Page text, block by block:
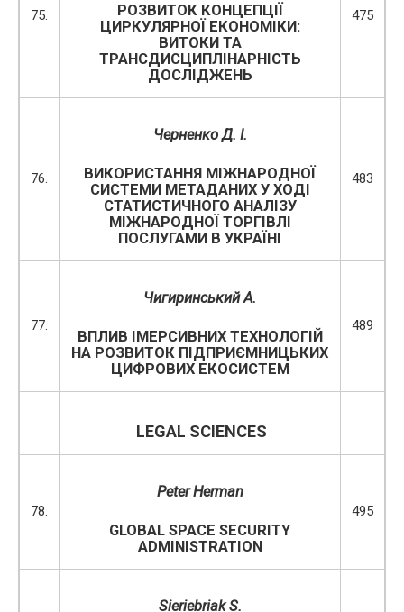
75.
РОЗВИТОК КОНЦЕПЦІЇ
ЦИРКУЛЯРНОЇ ЕКОНОМІКИ:
ВИТОКИ ТА
ТРАНСДИСЦИПЛІНАРНІСТЬ
ДОСЛІДЖЕНЬ
475
76.
Черненко Д. І.
ВИКОРИСТАННЯ МІЖНАРОДНОЇ
СИСТЕМИ МЕТАДАНИХ У ХОДІ
СТАТИСТИЧНОГО АНАЛІЗУ
МІЖНАРОДНОЇ ТОРГІВЛІ
ПОСЛУГАМИ В УКРАЇНІ
483
77.
Чигиринський А.
ВПЛИВ ІМЕРСИВНИХ ТЕХНОЛОГІЙ
НА РОЗВИТОК ПІДПРИЄМНИЦЬКИХ
ЦИФРОВИХ ЕКОСИСТЕМ
489
LEGAL SCIENCES
78.
Peter Herman
GLOBAL SPACE SECURITY
ADMINISTRATION
495
Sieriebriak S.